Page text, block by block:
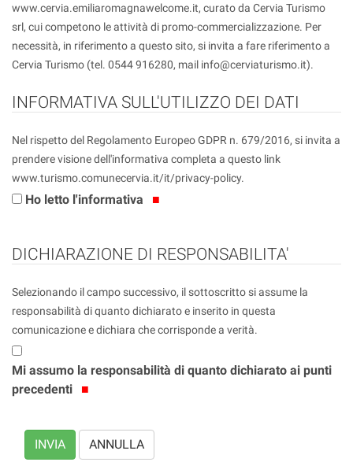
www.cervia.emiliaromagnawelcome.it, curato da Cervia Turismo
srl, cui competono le attività di promo-commercializzazione. Per
necessità, in riferimento a questo sito, si invita a fare riferimento a
Cervia Turismo (tel. 0544 916280, mail info@cerviaturismo.it).
INFORMATIVA SULL'UTILIZZO DEI DATI
Nel rispetto del Regolamento Europeo GDPR n. 679/2016, si invita a
prendere visione dell'informativa completa a questo link
www.turismo.comunecervia.it/it/privacy-policy.
Ho letto l'informativa
DICHIARAZIONE DI RESPONSABILITA'
Selezionando il campo successivo, il sottoscritto si assume la
responsabilità di quanto dichiarato e inserito in questa
comunicazione e dichiara che corrisponde a verità.
Mi assumo la responsabilità di quanto dichiarato ai punti
precedenti